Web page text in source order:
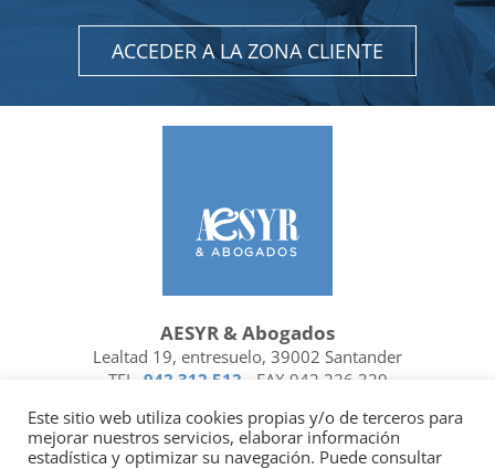
ACCEDER A LA ZONA CLIENTE
AESYR & Abogados
Lealtad 19, entresuelo, 39002 Santander
TEL. 942 312 512 - FAX 942 226 329
FacebookLinkedin
Este sitio web utiliza cookies propias y/o de terceros para
mejorar nuestros servicios, elaborar información
estadística y optimizar su navegación. Puede consultar